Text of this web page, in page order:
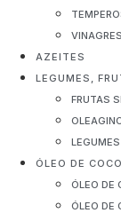
VINAGRES
AZEITES
LEGUMES,
FRUTAS
ÓLEO DE COCO
ÓLEO DE
ÓLEO DE